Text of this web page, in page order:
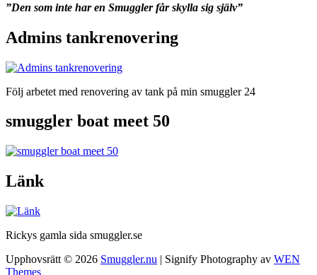
”Den som inte har en Smuggler får skylla sig själv”
Admins tankrenovering
Följ arbetet med renovering av tank på min smuggler 24
smuggler boat meet 50
Länk
Rickys gamla sida smuggler.se
Upphovsrätt © 2026 Smuggler.nu | Signify Photography av WEN
Themes